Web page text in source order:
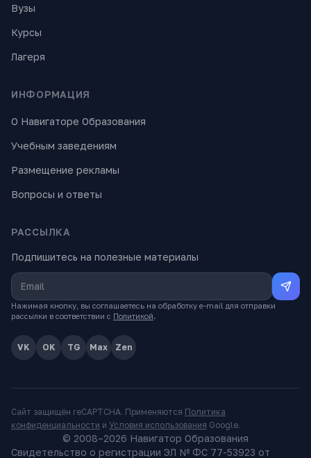
Вузы
Курсы
Лагеря
ИНФОРМАЦИЯ
О Навигаторе Образования
Учебным заведениям
Размещение рекламы
Вопросы и ответы
РАССЫЛКА
Подпишитесь на полезные материалы
Нажимая кнопку, вы соглашаетесь на обработку e-mail для отправки
рассылки в соответствии с Политикой.
VK OK TG Max Zen
Сайт защищён reCAPTCHA. Применяются Политика
конфиденциальности и Условия использования Google.
© 2008–2026 Навигатор Образования
Свидетельство о регистрации ЭЛ № ФС 77-53923 от